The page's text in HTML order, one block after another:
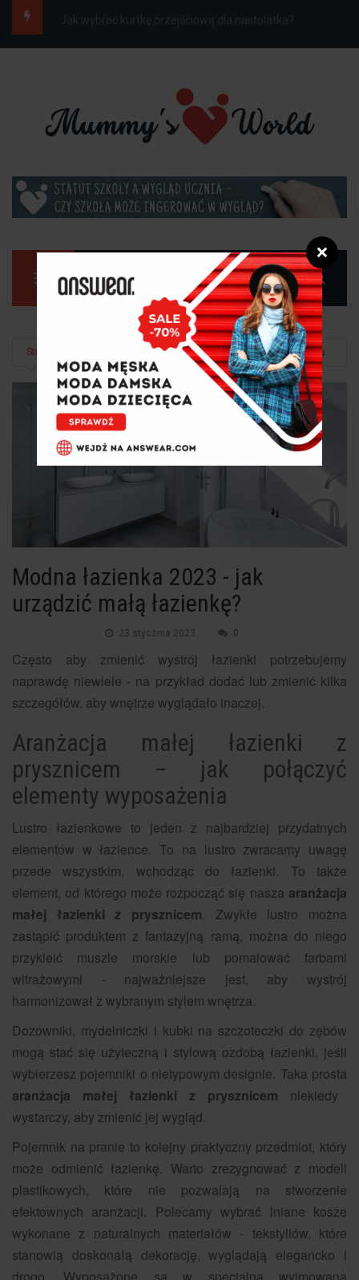
Manu
Strona główna Modna łazienka 2023 - jak urządzić małą...
Modna łazienka 2023 - jak
urządzić małą łazienkę?
23 stycznia 2023 0
Często aby zmienić wystrój łazienki potrzebujemy
naprawdę niewiele - na przykład dodać lub zmienić kilka
szczegółów, aby wnętrze wyglądało inaczej.
Aranżacja małej łazienki z
prysznicem – jak połączyć
elementy wyposażenia
Lustro łazienkowe to jeden z najbardziej przydatnych
elementów w łazience. To na lustro zwracamy uwagę
przede wszystkim, wchodząc do łazienki. To także
element, od którego może rozpocząć się nasza aranżacja
małej łazienki z prysznicem. Zwykłe lustro można
zastąpić produktem z fantazyjną ramą, można do niego
przykleić muszle morskie lub pomalować farbami
witrażowymi - najważniejsze jest, aby wystrój
harmonizował z wybranym stylem wnętrza.
Dozowniki, mydelniczki i kubki na szczoteczki do zębów
mogą stać się użyteczną i stylową ozdobą łazienki, jeśli
wybierzesz pojemniki o nietypowym designie. Taka prosta
aranżacja małej łazienki z prysznicem niekiedy
wystarczy, aby zmienić jej wygląd.
Pojemnik na pranie to kolejny praktyczny przedmiot, który
może odmienić łazienkę. Warto zrezygnować z modeli
plastikowych, które nie pozwalają na stworzenie
efektownych aranżacji. Polecamy wybrać lniane kosze
wykonane z naturalnych materiałów - tekstyliów, które
stanowią doskonałą dekorację, wyglądają elegancko i
drogo. Wyposażone są w specjalną wyjmowaną
❌